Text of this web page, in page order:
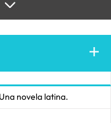
novela latina.